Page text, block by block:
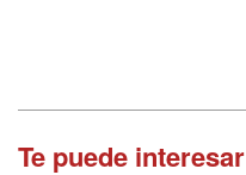
Te puede interesar